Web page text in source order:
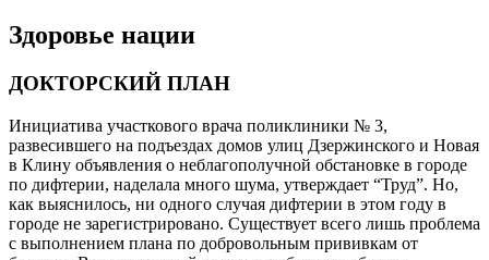
Здоровье нации
ДОКТОРСКИЙ ПЛАН
Инициатива участкового врача поликлиники № 3,
развесившего на подъездах домов улиц Дзержинского и Новая
в Клину объявления о неблагополучной обстановке в городе
по дифтерии, наделала много шума, утверждает “Труд”. Но,
как выяснилось, ни одного случая дифтерии в этом году в
городе не зарегистрировано. Существует всего лишь проблема
с выполнением плана по добровольным прививкам от